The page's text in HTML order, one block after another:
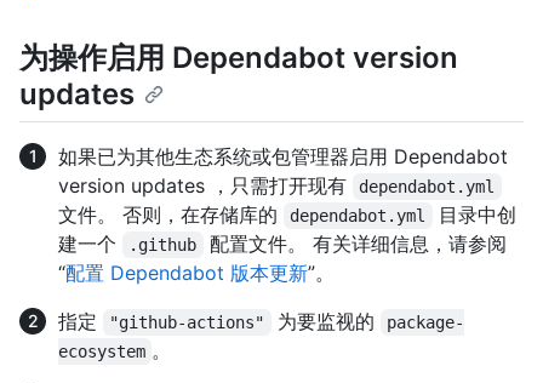
为操作启用 Dependabot version
updates
如果已为其他生态系统或包管理器启用 Dependabot
version updates ，只需打开现有
dependabot.yml
文件。 否则，在存储库的 dependabot.yml
目录中创
建一个
.github
配置文件。 有关详细信息，请参阅
“配置 Dependabot 版本更新”。
指定
"github-actions" 为要监视的
package-
ecosystem 。